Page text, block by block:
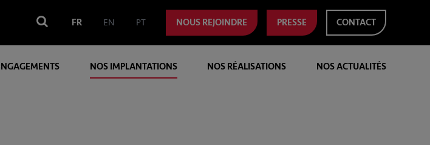
FR EN PT NOUS REJOINDRE PRESSE CONTACT
NOS IMPLANTATIONS NOS RÉALISATIONS NOS ACTUALITÉS